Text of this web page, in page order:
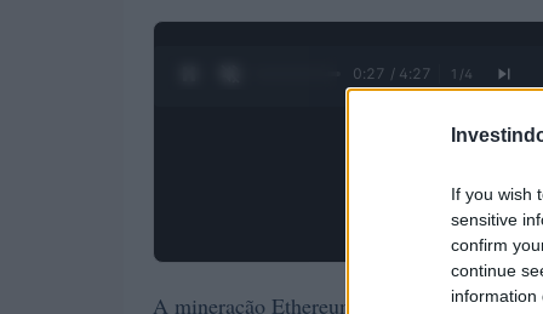
If you wish
sensitive
confirm
continue
information
0:28 / 4:27 1 /4
A mineração Ethereum alimenta a rede